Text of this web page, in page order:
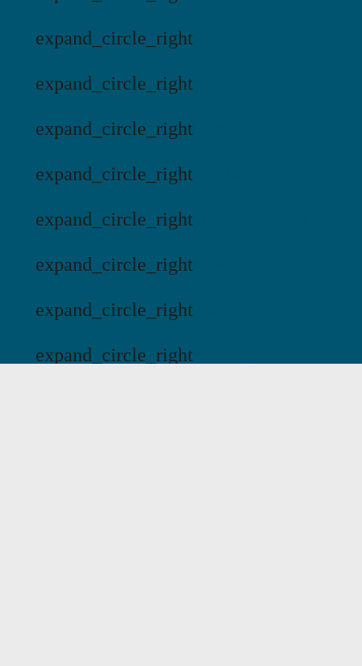
expand_circle_right
expand_circle_right
expand_circle_right
expand_circle_right
expand_circle_right
expand_circle_right
expand_circle_right
expand_circle_right